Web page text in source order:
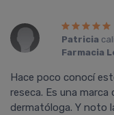
Patricia
Farmacia
Hace poco conocí
reseca. Es una
dermatóloga. Y noto